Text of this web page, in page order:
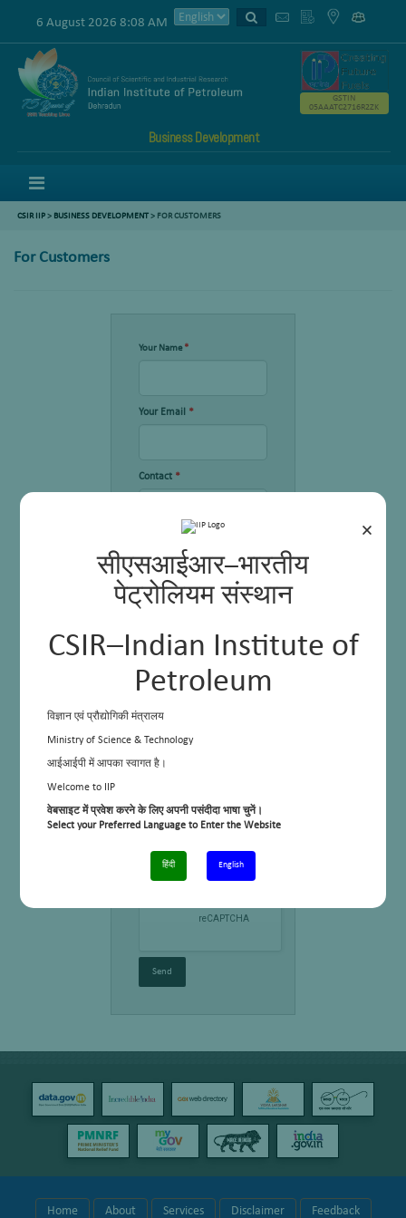
×
सीएसआईआर–भारतीय
पेट्रोलियम संस्थान
CSIR–Indian Institute of
Petroleum
विज्ञान एवं प्रौद्योगिकी मंत्रालय
Ministry of Science & Technology
आईआईपी में आपका स्वागत है।
Welcome to IIP
वेबसाइट में प्रवेश करने के लिए अपनी पसंदीदा भाषा चुनें।
Select your Preferred Language to Enter the Website
हिंदी English
6 August 2026 8:08 AM
Business Development
GSTIN
05AAATC2716R2ZK
CSIR IIP> BUSINESS DEVELOPMENT> FOR CUSTOMERS
For Customers
Your Name *
Your Email *
Contact *
Query *
Home About Services Disclaimer Feedback